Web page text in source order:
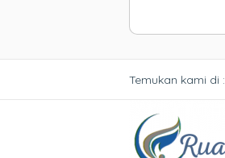
Temukan kami di :